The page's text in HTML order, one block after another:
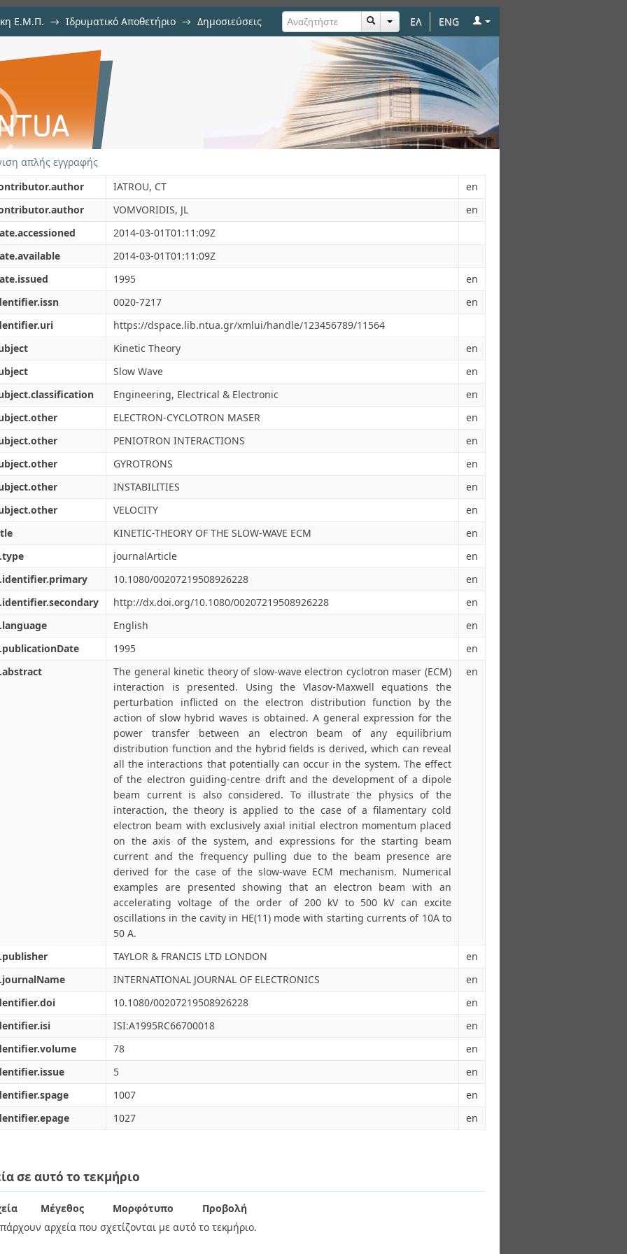
ΕΛ ENG
Ε.Μ.Π. → Ιδρυματικό Αποθετήριο → Δημοσιεύσεις
SLOW-WAVE ECM
απλής εγγραφής
IATROU, CT
en
VOMVORIDIS, JL
en
2014-03-01T01:11:09Z
2014-03-01T01:11:09Z
1995
en
0020-7217
en
https://dspace.lib.ntua.gr/xmlui/handle/123456789/11564
Kinetic Theory
en
Slow Wave
en
Engineering, Electrical & Electronic
en
ELECTRON-CYCLOTRON MASER
en
PENIOTRON INTERACTIONS
en
GYROTRONS
en
INSTABILITIES
en
VELOCITY
en
KINETIC-THEORY OF THE SLOW-WAVE ECM
en
journalArticle
en
10.1080/00207219508926228
en
http://dx.doi.org/10.1080/00207219508926228
en
English
en
1995
en
The general kinetic theory of slow-wave electron cyclotron maser (ECM)
interaction is presented. Using the Vlasov-Maxwell equations the
perturbation inflicted on the electron distribution function by the
action of slow hybrid waves is obtained. A general expression for the
power transfer between an electron beam of any equilibrium
distribution function and the hybrid fields is derived, which can reveal
all the interactions that potentially can occur in the system. The effect
of the electron guiding-centre drift and the development of a dipole
beam current is also considered. To illustrate the physics of the
interaction, the theory is applied to the case of a filamentary cold
electron beam with exclusively axial initial electron momentum placed
on the axis of the system, and expressions for the starting beam
current and the frequency pulling due to the beam presence are
derived for the case of the slow-wave ECM mechanism. Numerical
examples are presented showing that an electron beam with an
accelerating voltage of the order of 200 kV to 500 kV can excite
oscillations in the cavity in HE(11) mode with starting currents of 10A to
50 A.
en
TAYLOR & FRANCIS LTD LONDON
en
INTERNATIONAL JOURNAL OF ELECTRONICS
en
10.1080/00207219508926228
en
ISI:A1995RC66700018
en
78
en
5
en
1007
en
1027 en
σε αυτό το τεκμήριο
Μέγεθος Μορφότυπο
Προβολή
αρχεία που σχετίζονται με αυτό το τεκμήριο.